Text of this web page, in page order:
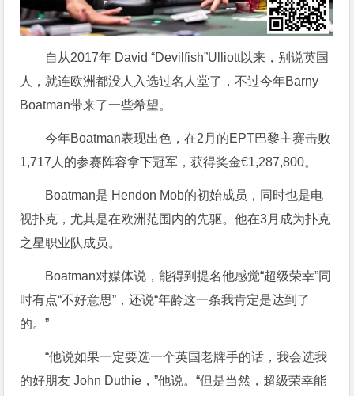
自从2017年 David “Devilfish”Ulliott以来，别说英国
人，就连欧洲都没人入选过名人堂了，不过今年Barny
Boatman带来了一些希望。
今年Boatman表现出色，在2月的EPT巴黎主赛击败
1,717人的参赛阵容拿下冠军，获得奖金€1,287,800。
Boatman是 Hendon Mob的初始成员，同时也是电
视扑克，尤其是在欧洲范围内的先驱。他在3月成为扑克
之星职业队成员。
Boatman对媒体说，能得到提名他感觉“超级荣幸”同
时有点“不好意思”，还说“年龄这一条我肯定是达到了
的。”
“他说如果一定要选一个英国老牌手的话，我会选我
的好朋友 John Duthie，”他说。“但是当然，超级荣幸能